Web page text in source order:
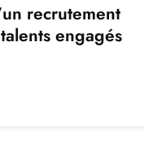
recrutement
engagés